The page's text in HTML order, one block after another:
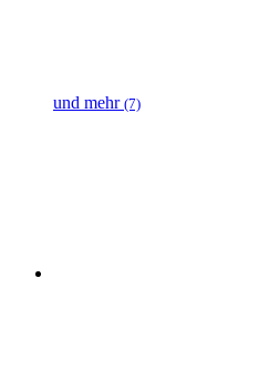
und mehr (7)